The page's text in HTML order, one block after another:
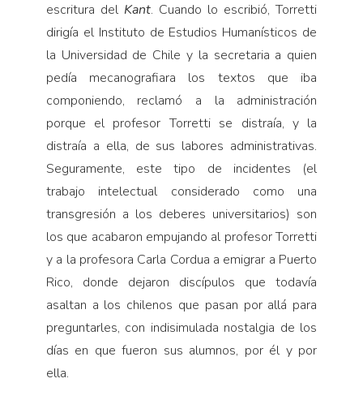
escritura del Kant. Cuando lo escribió, Torretti
dirigía el Instituto de Estudios Humanísticos de
la Universidad de Chile y la secretaria a quien
pedía mecanografiara los textos que iba
componiendo, reclamó a la administración
porque el profesor Torretti se distraía, y la
distraía a ella, de sus labores administrativas.
Seguramente, este tipo de incidentes (el
trabajo intelectual considerado como una
transgresión a los deberes universitarios) son
los que acabaron empujando al profesor Torretti
y a la profesora Carla Cordua a emigrar a Puerto
Rico, donde dejaron discípulos que todavía
asaltan a los chilenos que pasan por allá para
preguntarles, con indisimulada nostalgia de los
días en que fueron sus alumnos, por él y por
ella.